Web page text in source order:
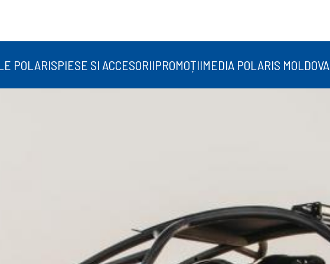
POLARISPIESE SI ACCESORIIPROMOȚIIMEDIA POLARIS MOLDOVA